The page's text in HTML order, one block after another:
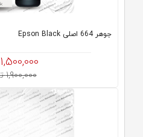
جوهر 664 اصلی Epson Black
1,500,000
1,900,000 تومان